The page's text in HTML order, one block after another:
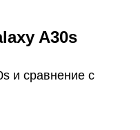
A30s
и сравнение с